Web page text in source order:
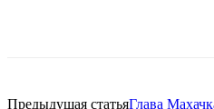
Предыдущая статьяГлава